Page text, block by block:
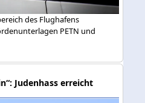
des Flughafens
PETN und
Judenhass erreicht